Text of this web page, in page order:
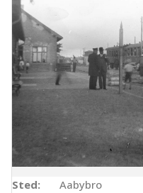
Sted:
Aabybro